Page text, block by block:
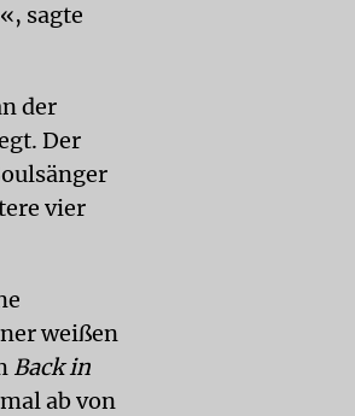
sagte
der
Der
vier
weißen
Back in
ab von